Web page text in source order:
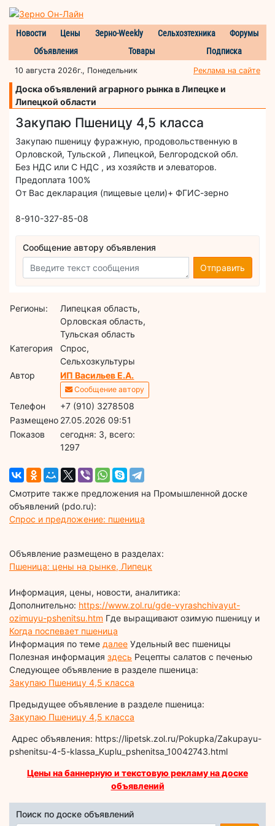
Новости Цены Зерно-Weekly Сельхозтехника
Форумы
Объявления
Товары Подписка
10 августа 2026г., Понедельник Реклама на сайте
Доска объявлений аграрного рынка в Липецке и
Липецкой области
Закупаю Пшеницу 4,5 класса
Закупаю пшеницу фуражную, продовольственную в
Орловской, Тульской , Липецкой, Белгородской обл.
Без НДС или С НДС , из хозяйств и элеваторов.
Предоплата 100%
От Вас декларация (пищевые цели)+ ФГИС-зерно
8-910-327-85-08
Сообщение автору объявления
Отправить
Регионы:
Липецкая область,
Орловская область,
Тульская область
Категория
Спрос,
Сельхозкультуры
Автор
ИП Васильев Е.А.
Сообщение автору
Телефон
+7 (910) 3278508
Размещено 27.05.2026 09:51
Показов
cегодня: 3, всего:
1297
Смотрите также предложения на Промышленной доске
объявлений (pdo.ru):
Спрос и предложение: пшеница
Объявление размещено в разделах:
Пшеница: цены на рынке, Липецк
Информация, цены, новости, аналитика:
Дополнительно: https://www.zol.ru/gde-vyrashchivayut-
ozimuyu-pshenitsu.htm Где выращивают озимую пшеницу и
Когда поспевает пшеница
Информация по теме далее Удельный вес пшеницы
Полезная информация здесь Рецепты салатов с печенью
Следующее объявление в разделе пшеница:
Закупаю Пшеницу 4,5 класса
Предыдущее объявление в разделе пшеница:
Закупаю Пшеницу 4,5 класса
Адрес объявления: https://lipetsk.zol.ru/Pokupka/Zakupayu-
pshenitsu-4-5-klassa_Kuplu_pshenitsa_10042743.html
Цены на баннерную и текстовую рекламу на доске
объявлений
Поиск по доске объявлений